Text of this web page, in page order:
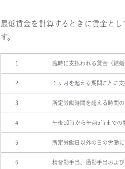
最低賃金を計算するときに賃金と
す。
1 臨時に支払われる賃金（結婚
2 １ヶ月を超える期間ごとに
3 所定労働時間を超える時間
4 午後10時から午前5時までの
5 所定労働日以外の日の労働
6 精皆勤手当、通勤手当およ